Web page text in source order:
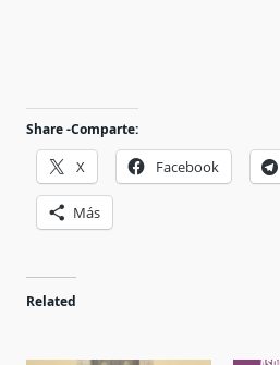
Share -Comparte:
X Facebook
Más
Related